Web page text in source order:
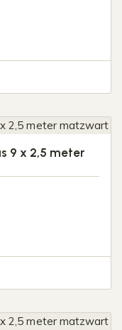
9 x 2,5 meter